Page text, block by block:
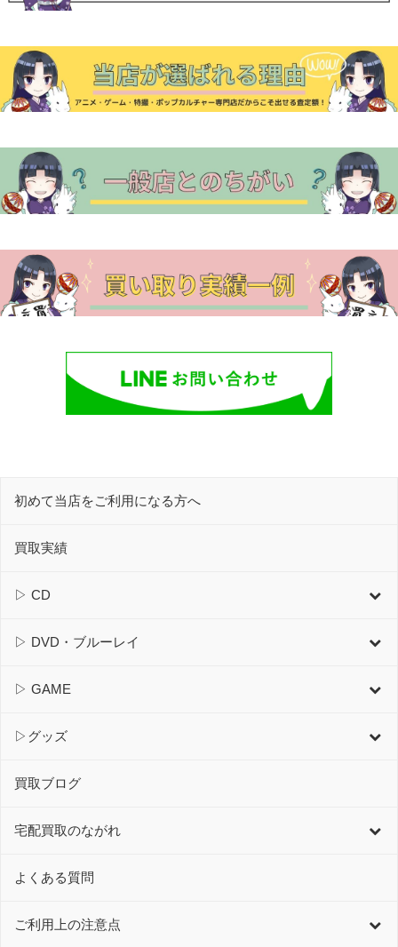
シ
ョ
ン
初めて当店をご利用になる方へ
買取実績
▷ CD
▷ DVD・ブルーレイ
▷ GAME
▷グッズ
買取ブログ
宅配買取のながれ
よくある質問
ご利用上の注意点